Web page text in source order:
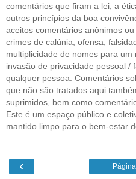
comentários que firam a lei, a
outros princípios da boa
aceitos comentários anônimos
crimes de calúnia, ofensa,
multiplicidade de nomes para um
invasão de privacidade pessoal /
qualquer pessoa. Comentários
que não são tratados aqui
suprimidos, bem como
Este é um espaço público e
mantido limpo para o bem-estar
‹